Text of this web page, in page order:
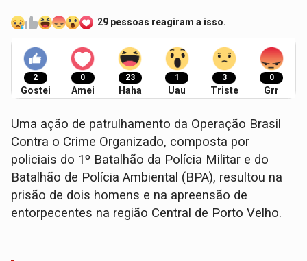
29 pessoas reagiram a isso.
2
Gostei
0
Amei
23
Haha
1
Uau
3
Triste
0
Grr
Uma ação de patrulhamento da Operação Brasil
Contra o Crime Organizado, composta por
policiais do 1º Batalhão da Polícia Militar e do
Batalhão de Polícia Ambiental (BPA), resultou na
prisão de dois homens e na apreensão de
entorpecentes na região Central de Porto Velho.